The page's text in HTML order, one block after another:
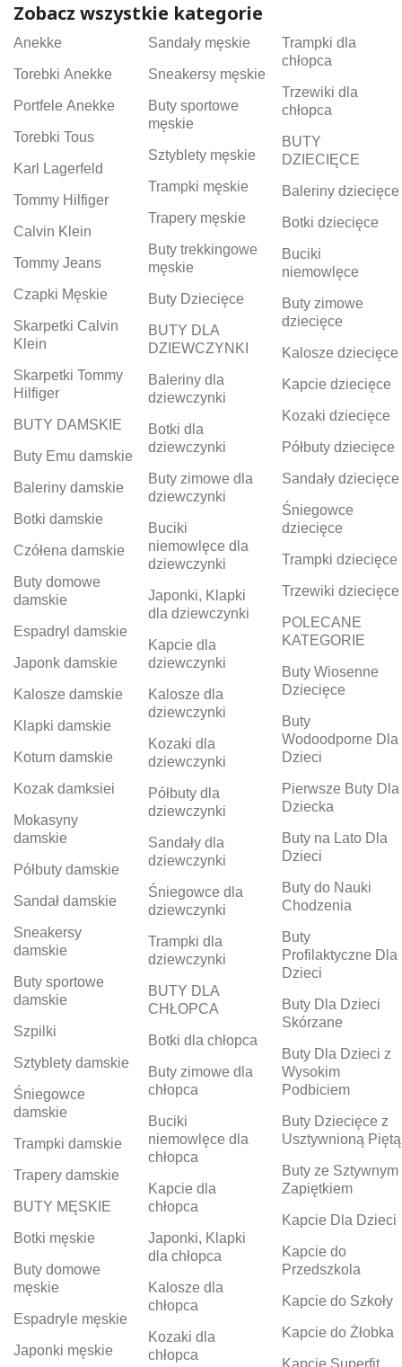
Zobacz wszystkie kategorie
Anekke
Torebki Anekke
Portfele Anekke
Torebki Tous
Karl Lagerfeld
Tommy Hilfiger
Calvin Klein
Tommy Jeans
Czapki Męskie
Skarpetki Calvin
Klein
Skarpetki Tommy
Hilfiger
BUTY DAMSKIE
Buty Emu damskie
Baleriny damskie
Botki damskie
Czółena damskie
Buty domowe
damskie
Espadryl damskie
Japonk damskie
Kalosze damskie
Klapki damskie
Koturn damskie
Kozak damksiei
Mokasyny
damskie
Półbuty damskie
Sandał damskie
Sneakersy
damskie
Buty sportowe
damskie
Szpilki
Sztyblety damskie
Śniegowce
damskie
Trampki damskie
Trapery damskie
BUTY MĘSKIE
Botki męskie
Buty domowe
męskie
Espadryle męskie
Japonki męskie
Sandały męskie
Sneakersy męskie
Buty sportowe
męskie
Sztyblety męskie
Trampki męskie
Trapery męskie
Buty trekkingowe
męskie
Buty Dziecięce
BUTY DLA
DZIEWCZYNKI
Baleriny dla
dziewczynki
Botki dla
dziewczynki
Buty zimowe dla
dziewczynki
Buciki
niemowlęce dla
dziewczynki
Japonki, Klapki
dla dziewczynki
Kapcie dla
dziewczynki
Kalosze dla
dziewczynki
Kozaki dla
dziewczynki
Półbuty dla
dziewczynki
Sandały dla
dziewczynki
Śniegowce dla
dziewczynki
Trampki dla
dziewczynki
BUTY DLA
CHŁOPCA
Botki dla chłopca
Buty zimowe dla
chłopca
Buciki
niemowlęce dla
chłopca
Kapcie dla
chłopca
Japonki, Klapki
dla chłopca
Kalosze dla
chłopca
Kozaki dla
chłopca
Trampki dla
chłopca
Trzewiki dla
chłopca
BUTY
DZIECIĘCE
Baleriny dziecięce
Botki dziecięce
Buciki
niemowlęce
Buty zimowe
dziecięce
Kalosze dziecięce
Kapcie dziecięce
Kozaki dziecięce
Półbuty dziecięce
Sandały dziecięce
Śniegowce
dziecięce
Trampki dziecięce
Trzewiki dziecięce
POLECANE
KATEGORIE
Buty Wiosenne
Dziecięce
Buty
Wodoodporne Dla
Dzieci
Pierwsze Buty Dla
Dziecka
Buty na Lato Dla
Dzieci
Buty do Nauki
Chodzenia
Buty
Profilaktyczne Dla
Dzieci
Buty Dla Dzieci
Skórzane
Buty Dla Dzieci z
Wysokim
Podbiciem
Buty Dziecięce z
Usztywnioną Piętą
Buty ze Sztywnym
Zapiętkiem
Kapcie Dla Dzieci
Kapcie do
Przedszkola
Kapcie do Szkoły
Kapcie do Żłobka
Kapcie Superfit